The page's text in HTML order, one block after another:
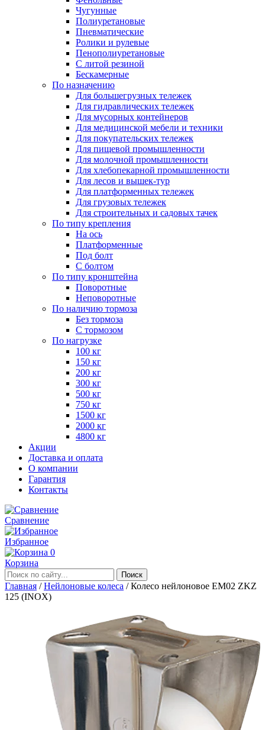
Чугунные
Полиуретановые
Пневматические
Ролики и рулевые
Пенополиуретановые
С литой резиной
Бескамерные
По назначению
Для большегрузных тележек
Для гидравлических тележек
Для мусорных контейнеров
Для медицинской мебели и техники
Для покупательских тележек
Для пищевой промышленности
Для молочной промышленности
Для хлебопекарной промышленности
Для лесов и вышек-тур
Для платформенных тележек
Для грузовых тележек
Для строительных и садовых тачек
По типу крепления
На ось
Платформенные
Под болт
С болтом
По типу кронштейна
Поворотные
Неповоротные
По наличию тормоза
Без тормоза
С тормозом
По нагрузке
100 кг
150 кг
200 кг
300 кг
500 кг
750 кг
1500 кг
2000 кг
4800 кг
Акции
Доставка и оплата
О компании
Гарантия
Контакты
Сравнение
Избранное
0
Корзина
Главная /Нейлоновые колеса /Колесо нейлоновое EM02 ZKZ
125 (INOX)